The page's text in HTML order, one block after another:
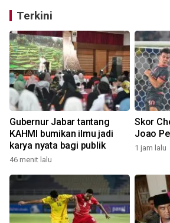
Terkini
Gubernur Jabar tantang
KAHMI bumikan ilmu jadi
karya nyata bagi publik
46 menit lalu
Skor
Joao
1 jam lalu